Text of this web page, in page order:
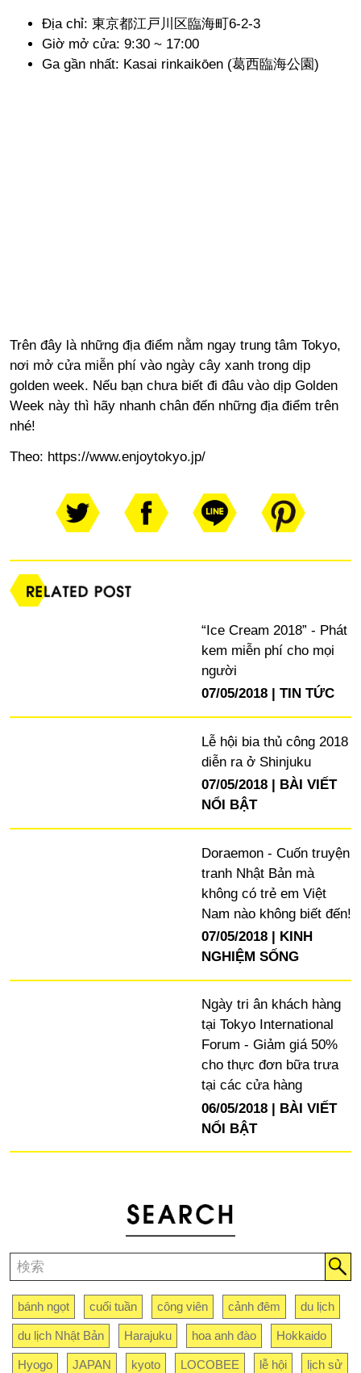
Địa chỉ: 東京都江戸川区臨海町6-2-3
Giờ mở cửa: 9:30 ~ 17:00
Ga gần nhất: Kasai rinkaikōen (葛西臨海公園)
Trên đây là những địa điểm nằm ngay trung tâm Tokyo,
nơi mở cửa miễn phí vào ngày cây xanh trong dịp
golden week. Nếu bạn chưa biết đi đâu vào dịp Golden
Week này thì hãy nhanh chân đến những địa điểm trên
nhé!
Theo: https://www.enjoytokyo.jp/
“Ice Cream 2018” - Phát
kem miễn phí cho mọi
người
07/05/2018
TIN TỨC
Lễ hội bia thủ công 2018
diễn ra ở Shinjuku
07/05/2018
BÀI VIẾT
NỔI BẬT
Doraemon - Cuốn truyện
tranh Nhật Bản mà
không có trẻ em Việt
Nam nào không biết đến!
07/05/2018
KINH
NGHIỆM SỐNG
Ngày tri ân khách hàng
tại Tokyo International
Forum - Giảm giá 50%
cho thực đơn bữa trưa
tại các cửa hàng
06/05/2018
BÀI VIẾT
NỔI BẬT
bánh ngọt cuối tuần công viên cảnh đêm du lịch
du lịch Nhật Bản Harajuku hoa anh đào Hokkaido
Hyogo JAPAN kyoto LOCOBEE lễ hội lịch sử